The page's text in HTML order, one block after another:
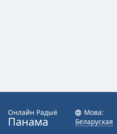
Онлайн Радыё
Панама
Мова:
Беларуская